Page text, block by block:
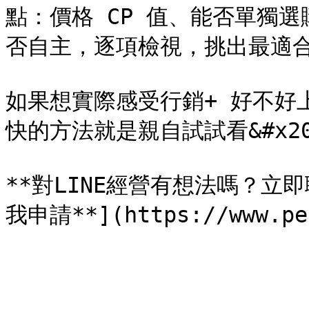
點：價格 CP 值、能否單獨選
否自主，逐項檢視，挑出最適
如果想實際感受行銷+ 好不好
快的方法就是親自試試看
**對LINE經營有想法嗎？